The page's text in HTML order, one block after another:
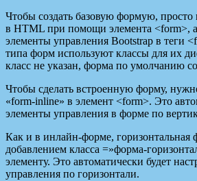
Чтобы создать базовую формую,
в HTML при помощи элемента <form>, а
элементы управления Bootstrap в теги
типа форм используют классы для их
класс не указан, форма по умолчанию
Чтобы сделать встроенную форму,
«form-inline» в элемент <form>. Это
элементы управления в форме по
Как и в инлайн-форме, горизонтальная
добавлением класса =»форма-
элементу. Это автоматически будет
управления по горизонтали.